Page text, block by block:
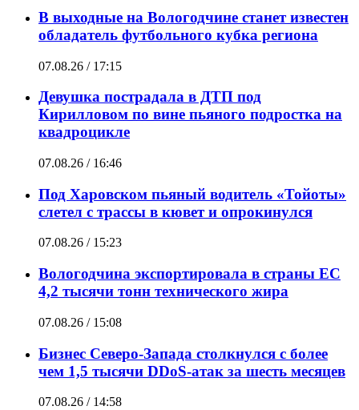
В выходные на Вологодчине станет известен
обладатель футбольного кубка региона
07.08.26 / 17:15
Девушка пострадала в ДТП под
Кирилловом по вине пьяного подростка на
квадроцикле
07.08.26 / 16:46
Под Харовском пьяный водитель «Тойоты»
слетел с трассы в кювет и опрокинулся
07.08.26 / 15:23
Вологодчина экспортировала в страны ЕС
4,2 тысячи тонн технического жира
07.08.26 / 15:08
Бизнес Северо-Запада столкнулся с более
чем 1,5 тысячи DDoS-атак за шесть месяцев
07.08.26 / 14:58